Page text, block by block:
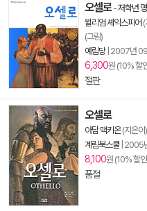
오셀로-저학년
윌리엄 셰익스피어 (
(그림)
예림당| 2007년
6,300원 (10% 할
절판
오셀로
아담 맥키온(지은이),
계림북스쿨| 2005
8,100원 (10% 할
품절